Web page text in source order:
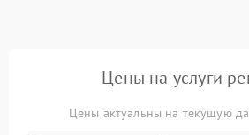
Цены на услуги
Цены актуальны на текущую